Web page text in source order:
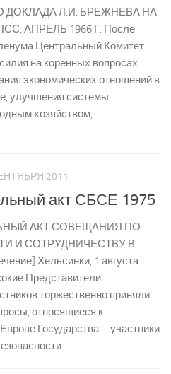
ДОКЛАДА Л.И. БРЕЖНЕВА НА
АПРЕЛЬ 1966 Г. После
Центральный Комитет
на коренных вопросах
экономических отношений в
улучшения системы
хозяйством,
2011
акт СБСЕ 1975
АКТ СОВЕЩАНИЯ ПО
И СОТРУДНИЧЕСТВУ В
Хельсинки, 1 августа
Представители
торжественно приняли
относящиеся к
Государства – участники